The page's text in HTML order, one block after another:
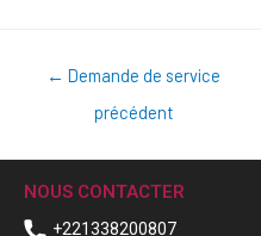
← Demande de service
précédent
NOUS CONTACTER
+221338200807